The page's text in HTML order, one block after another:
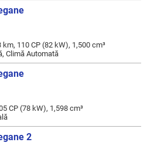
km, 110 CP (82 kW), 1,500 cm³
Climă Automată
CP (78 kW), 1,598 cm³
2